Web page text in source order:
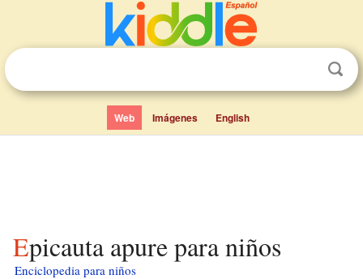
Web Imágenes English
Epicauta apure para niños
Enciclopedia para niños